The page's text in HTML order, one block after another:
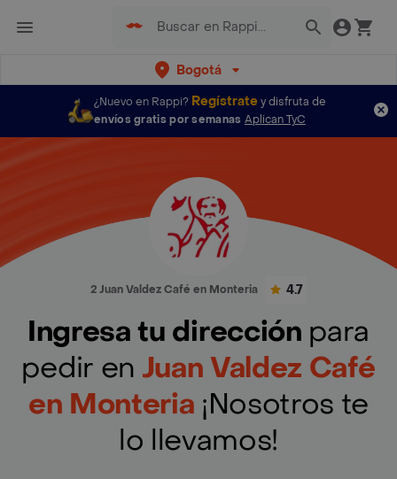
Bogotá
¿Nuevo en Rappi? Regístratey disfruta de
envíos gratis por semanas Aplican TyC
2 Juan Valdez Café en Monteria 4.7
Ingresa tu dirección para
pedir en Juan Valdez Café
en Monteria ¡Nosotros te
lo llevamos!